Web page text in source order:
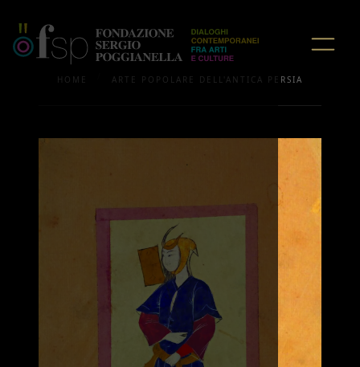
HOME ARTE POPOLARE DELL'ANTICA PERSIA